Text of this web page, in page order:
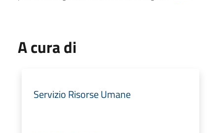
A cura di
Servizio Risorse Umane